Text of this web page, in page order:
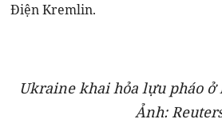
Điện Kremlin.
Ukraine khai hỏa lựu pháo ở
Ảnh: